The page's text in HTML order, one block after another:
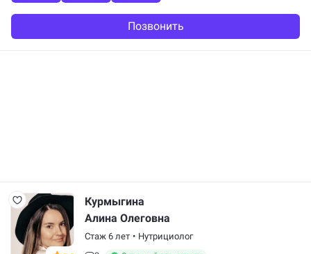
Позвонить
Курмыгина
Алина Олеговна
Стаж 6 лет • Нутрициолог